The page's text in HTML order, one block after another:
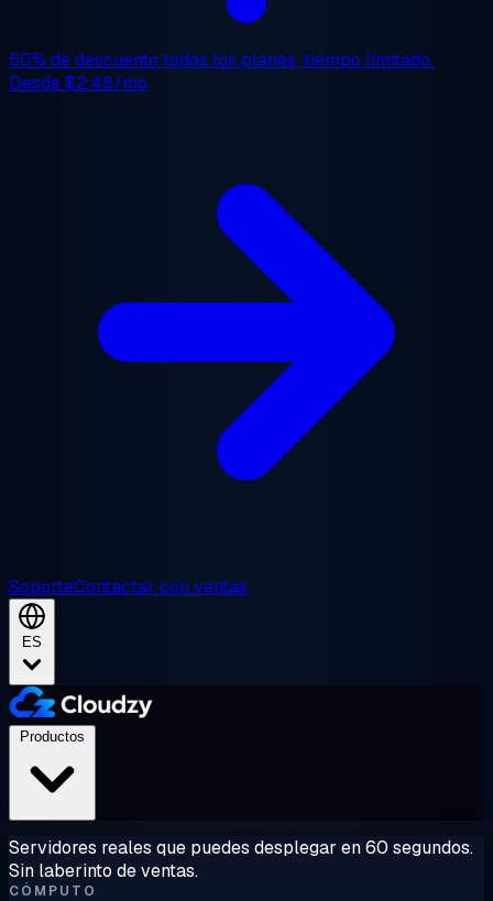
50% de descuento todos los planes, tiempo limitado.
Desde$2.48/mo
SoporteContactar con ventas
ES
Servidores reales que puedes desplegar en 60 segundos.
Sin laberinto de ventas.
CÓMPUTO